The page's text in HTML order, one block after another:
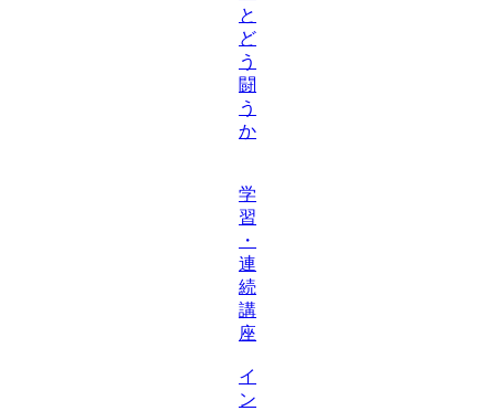
と
ど
う
闘
う
か
学
習
・
連
続
講
座
イ
ン